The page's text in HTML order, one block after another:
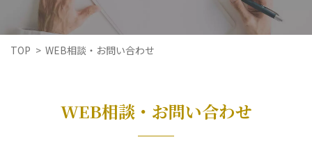
TOP > WEB相談・お問い合わせ
WEB相談・お問い合わせ